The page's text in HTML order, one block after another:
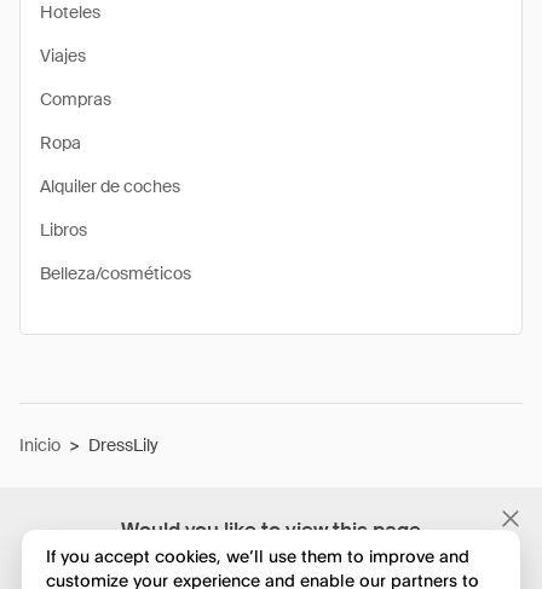
Would you like to view this page
in English?
Hoteles
Viajes
Compras
Ropa
Alquiler de coches
Libros
Belleza/cosméticos
Inicio > DressLily
If you accept cookies, we’ll use them to improve and
customize your experience and enable our partners to